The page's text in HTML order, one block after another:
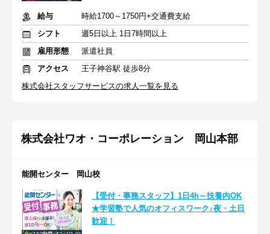
給与
時給1700～1750円+交通費支給
シフト
週5日以上 1日7時間以上
雇用形態
派遣社員
アクセス
王子神谷駅 徒歩8分
株式会社スタッフサービスの求人一覧を見る
株式会社ワオ・コーポレーション 岡山本部
能開センター 岡山校
【受付・事務スタッフ】1日4h～扶養内OK
★学習塾で人気のオフィスワーク♪夜・土日
歓迎！